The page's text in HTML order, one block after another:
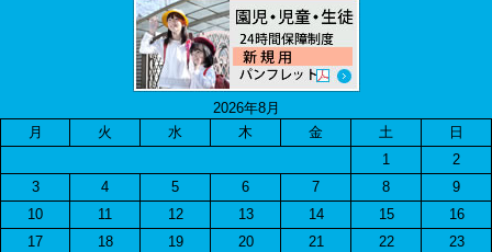
2026年8月
月
火 水 木 金 土
日
1
2
3
4 5 6 7 8
9
10
11 12 13 14 15
16
17
18 19 20 21 22
23